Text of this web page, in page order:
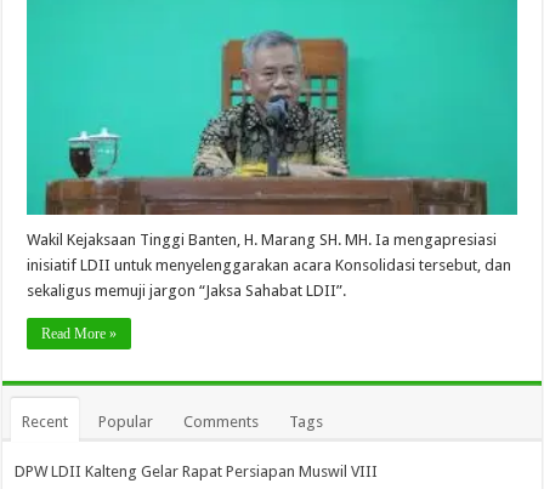
Wakil Kejaksaan Tinggi Banten, H. Marang SH. MH. Ia mengapresiasi
inisiatif LDII untuk menyelenggarakan acara Konsolidasi tersebut, dan
sekaligus memuji jargon “Jaksa Sahabat LDII”.
Read More »
Recent Popular Comments Tags
DPW LDII Kalteng Gelar Rapat Persiapan Muswil VIII